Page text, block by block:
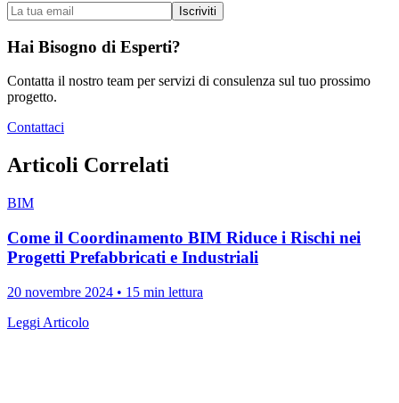
Iscriviti
Hai Bisogno di Esperti?
Contatta il nostro team per servizi di consulenza sul tuo prossimo
progetto.
Contattaci
Articoli Correlati
BIM
Come il Coordinamento BIM Riduce i Rischi nei
Progetti Prefabbricati e Industriali
20 novembre 2024 • 15 min lettura
Leggi Articolo